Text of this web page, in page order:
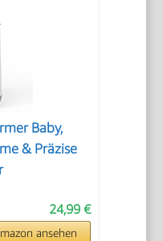
Baby,
& Präzise
24,99 €
ansehen